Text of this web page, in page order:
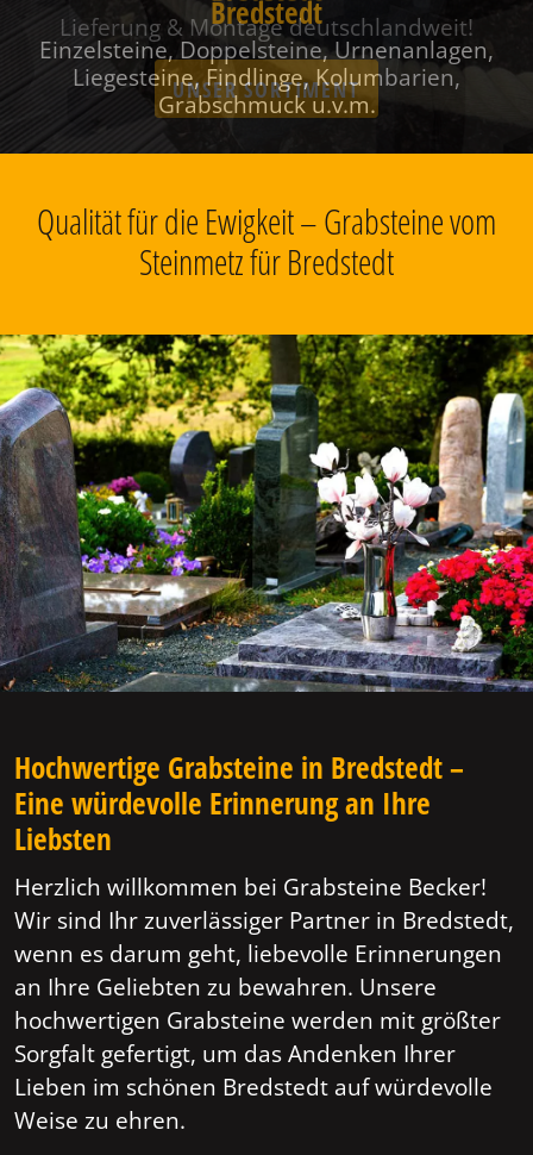
Bredstedt
Einzelsteine, Doppelsteine, Urnenanlagen,
Liegesteine, Findlinge, Kolumbarien,
Grabschmuck u.v.m.
Qualität für die Ewigkeit – Grabsteine vom
Steinmetz für Bredstedt
Hochwertige Grabsteine in Bredstedt –
Eine würdevolle Erinnerung an Ihre
Liebsten
Herzlich willkommen bei Grabsteine Becker!
Wir sind Ihr zuverlässiger Partner in Bredstedt,
wenn es darum geht, liebevolle Erinnerungen
an Ihre Geliebten zu bewahren. Unsere
hochwertigen Grabsteine werden mit größter
Sorgfalt gefertigt, um das Andenken Ihrer
Lieben im schönen Bredstedt auf würdevolle
Weise zu ehren.